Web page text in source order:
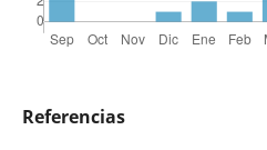
Referencias